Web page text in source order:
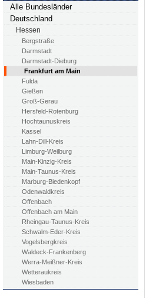
Alle Bundesländer
Deutschland
Hessen
Bergstraße
Darmstadt
Darmstadt-Dieburg
Frankfurt am Main
Fulda
Gießen
Groß-Gerau
Hersfeld-Rotenburg
Hochtaunuskreis
Kassel
Lahn-Dill-Kreis
Limburg-Weilburg
Main-Kinzig-Kreis
Main-Taunus-Kreis
Marburg-Biedenkopf
Odenwaldkreis
Offenbach
Offenbach am Main
Rheingau-Taunus-Kreis
Schwalm-Eder-Kreis
Vogelsbergkreis
Waldeck-Frankenberg
Werra-Meißner-Kreis
Wetteraukreis
Wiesbaden